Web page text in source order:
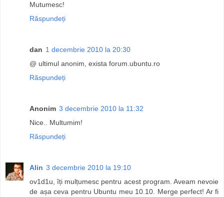
Mutumesc!
Răspundeți
dan 1 decembrie 2010 la 20:30
@ ultimul anonim, exista forum.ubuntu.ro
Răspundeți
Anonim 3 decembrie 2010 la 11:32
Nice.. Multumim!
Răspundeți
Alin 3 decembrie 2010 la 19:10
ov1d1u, îți mulțumesc pentru acest program. Aveam nevoie
de așa ceva pentru Ubuntu meu 10.10. Merge perfect! Ar fi